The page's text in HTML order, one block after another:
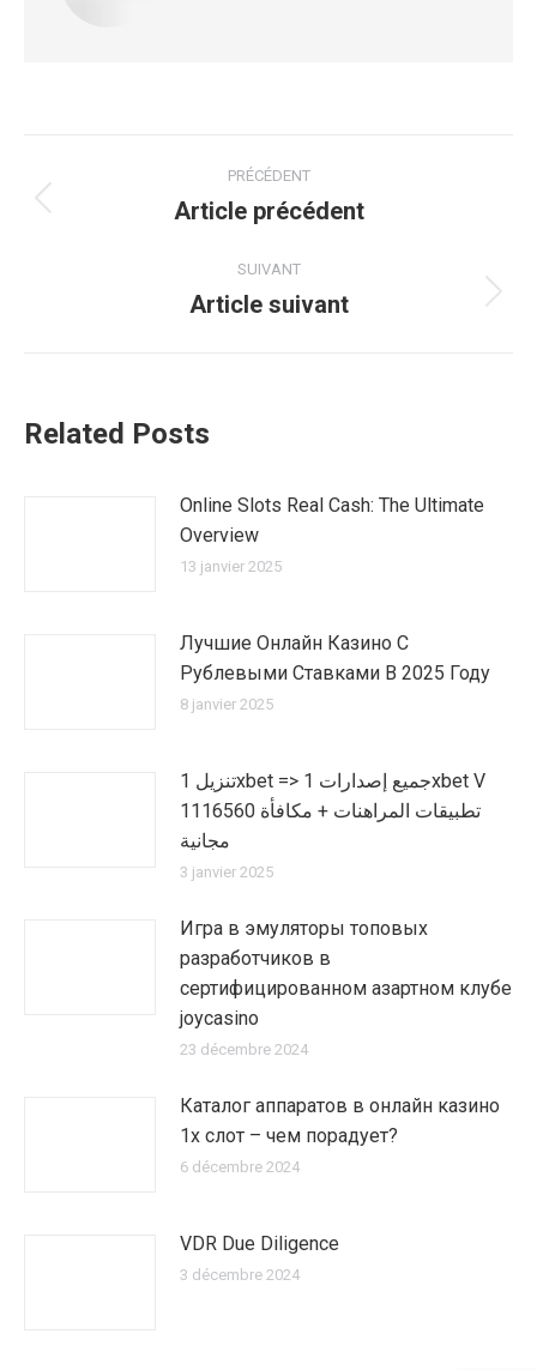
article
PRÉCÉDENT
Article
:
Article précédent
SUIVANT
Article
Article suivant
Related Posts
Online Slots Real Cash: The Ultimate
Overview
13 janvier 2025
Лучшие Онлайн Казино С
Рублевыми Ставками В 2025 Году
8 janvier 2025
تنزيل 1xbet => جميع إصدارات 1xbet V
1116560 تطبيقات المراهنات + مكافأة
مجانية
3 janvier 2025
Игра в эмуляторы топовых
разработчиков в
сертифицированном азартном клубе
joycasino
23 décembre 2024
Каталог аппаратов в онлайн казино
1х слот – чем порадует?
6 décembre 2024
VDR Due Diligence
3 décembre 2024